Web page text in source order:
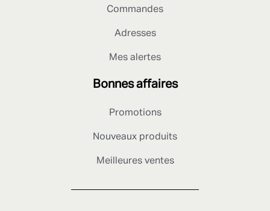
Commandes
Adresses
Mes alertes
Bonnes affaires
Promotions
Nouveaux produits
Meilleures ventes